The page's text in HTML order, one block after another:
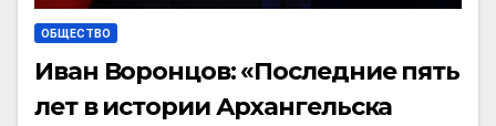
ОБЩЕСТВО
Иван Воронцов: «Последние пять
лет в истории Архангельска